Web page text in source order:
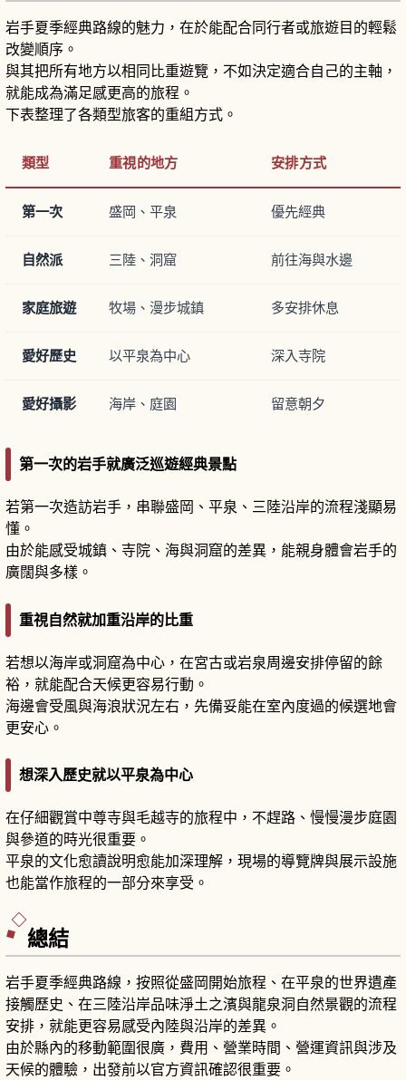
岩手夏季經典路線的魅力，在於能配合同行者或旅遊目的輕鬆
改變順序。
與其把所有地方以相同比重遊覽，不如決定適合自己的主軸，
就能成為滿足感更高的旅程。
下表整理了各類型旅客的重組方式。
類型 重視的地方 安排方式
第一次 盛岡、平泉 優先經典
自然派 三陸、洞窟 前往海與水邊
家庭旅遊 牧場、漫步城鎮 多安排休息
愛好歷史 以平泉為中心 深入寺院
愛好攝影 海岸、庭園 留意朝夕
第一次的岩手就廣泛巡遊經典景點
若第一次造訪岩手，串聯盛岡、平泉、三陸沿岸的流程淺顯易
懂。
由於能感受城鎮、寺院、海與洞窟的差異，能親身體會岩手的
廣闊與多樣。
重視自然就加重沿岸的比重
若想以海岸或洞窟為中心，在宮古或岩泉周邊安排停留的餘
裕，就能配合天候更容易行動。
海邊會受風與海浪狀況左右，先備妥能在室內度過的候選地會
更安心。
想深入歷史就以平泉為中心
在仔細觀賞中尊寺與毛越寺的旅程中，不趕路、慢慢漫步庭園
與參道的時光很重要。
平泉的文化愈讀說明愈能加深理解，現場的導覽牌與展示設施
也能當作旅程的一部分來享受。
總結
岩手夏季經典路線，按照從盛岡開始旅程、在平泉的世界遺產
接觸歷史、在三陸沿岸品味淨土之濱與龍泉洞自然景觀的流程
安排，就能更容易感受內陸與沿岸的差異。
由於縣內的移動範圍很廣，費用、營業時間、營運資訊與涉及
天候的體驗，出發前以官方資訊確認很重要。